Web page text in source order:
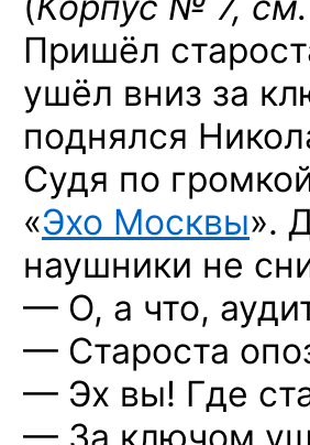
Пришёл
ушёл вниз за
поднялся
Судя по
«Эхо Москвы».
наушники не
— О, а что,
— Староста
— Эх вы! Где